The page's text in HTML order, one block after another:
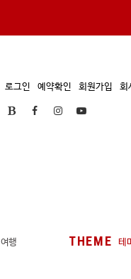
로그인 예약확인 회원가입 회
여행 THEME 테